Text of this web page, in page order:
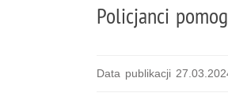
Policjanci
Data publikacji